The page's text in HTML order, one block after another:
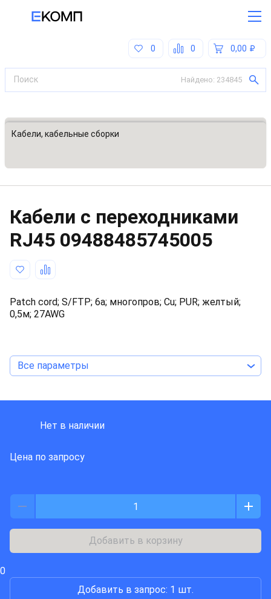
0,00
0
0
Найдено: 234845
Все категории
Кабели, кабельные сборки
Кабели с переходниками
RJ45 09488485745005
Patch cord; S/FTP; 6a; многопров; Cu; PUR; желтый;
0,5м; 27AWG
Все параметры
Нет в наличии
Цена по запросу
Добавить в корзину
0
Добавить в запрос: 1 шт.